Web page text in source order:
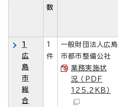
数
1
広
島
市
総
合
1
件
一般財団法人広島
市都市整備公社
業務実施状
況 （PDF
125.2KB）